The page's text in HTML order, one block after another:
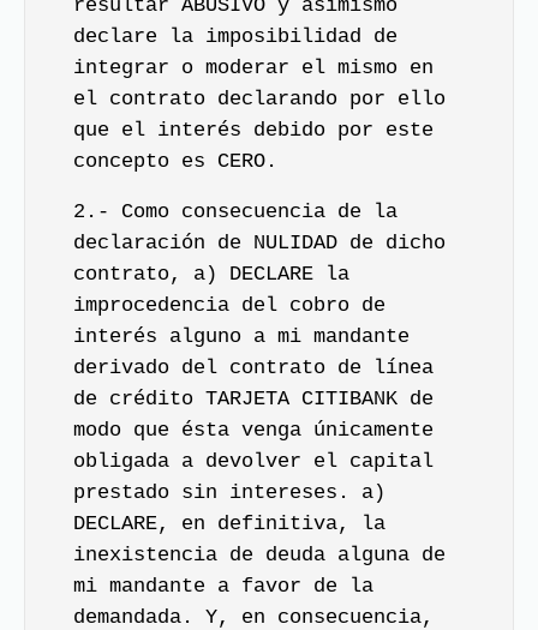
resultar ABUSIVO y asimismo
declare la imposibilidad de
integrar o moderar el mismo en
el contrato declarando por ello
que el interés debido por este
concepto es CERO.
2.- Como consecuencia de la
declaración de NULIDAD de dicho
contrato, a) DECLARE la
improcedencia del cobro de
interés alguno a mi mandante
derivado del contrato de línea
de crédito TARJETA CITIBANK de
modo que ésta venga únicamente
obligada a devolver el capital
prestado sin intereses. a)
DECLARE, en definitiva, la
inexistencia de deuda alguna de
mi mandante a favor de la
demandada. Y, en consecuencia,